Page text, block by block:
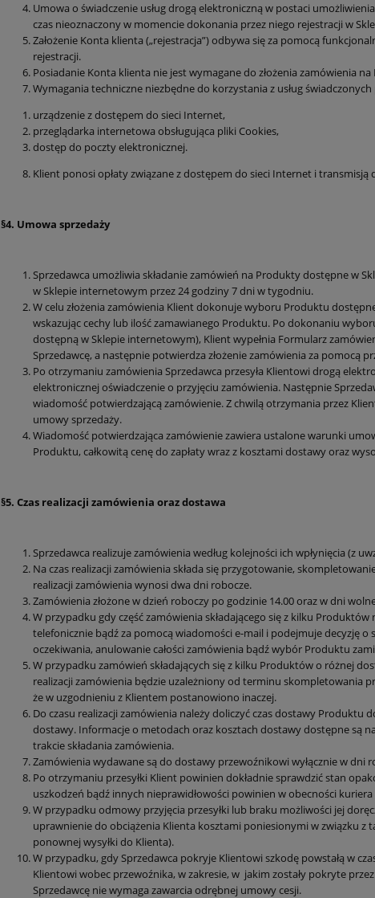
Umowa o świadczenie usług drogą elektroniczną w postaci
czas nieoznaczony w momencie dokonania przez niego rejestracji w
Założenie Konta klienta („rejestracja”) odbywa się za pomocą
rejestracji.
Posiadanie Konta klienta nie jest wymagane do złożenia zamówienia
Wymagania techniczne niezbędne do korzystania z usług świadczonych
urządzenie z dostępem do sieci Internet,
przeglądarka internetowa obsługująca pliki Cookies,
dostęp do poczty elektronicznej.
Klient ponosi opłaty związane z dostępem do sieci Internet i
§4. Umowa sprzedaży
Sprzedawca umożliwia składanie zamówień na Produkty dostępne w
w Sklepie internetowym przez 24 godziny 7 dni w tygodniu.
W celu złożenia zamówienia Klient dokonuje wyboru Produktu
wskazując cechy lub ilość zamawianego Produktu. Po dokonaniu
dostępną w Sklepie internetowym), Klient wypełnia Formularz
Sprzedawcę, a następnie potwierdza złożenie zamówienia za pomocą
Po otrzymaniu zamówienia Sprzedawca przesyła Klientowi drogą
elektronicznej oświadczenie o przyjęciu zamówienia. Następnie
wiadomość potwierdzającą zamówienie. Z chwilą otrzymania przez
umowy sprzedaży.
Wiadomość potwierdzająca zamówienie zawiera ustalone warunki
Produktu, całkowitą cenę do zapłaty wraz z kosztami dostawy oraz
§5. Czas realizacji zamówienia oraz dostawa
Sprzedawca realizuje zamówienia według kolejności ich wpłynięcia (z
Na czas realizacji zamówienia składa się przygotowanie,
realizacji zamówienia wynosi dwa dni robocze.
Zamówienia złożone w dzień roboczy po godzinie 14.00 oraz w dni
W przypadku gdy część zamówienia składającego się z kilku
telefonicznie bądź za pomocą wiadomości e-mail i podejmuje decyzję o
oczekiwania, anulowanie całości zamówienia bądź wybór Produktu
W przypadku zamówień składających się z kilku Produktów o różnej
realizacji zamówienia będzie uzależniony od terminu skompletowania
że w uzgodnieniu z Klientem postanowiono inaczej.
Do czasu realizacji zamówienia należy doliczyć czas dostawy
dostawy. Informacje o metodach oraz kosztach dostawy dostępne są
trakcie składania zamówienia.
Zamówienia wydawane są do dostawy przewoźnikowi wyłącznie w dni
Po otrzymaniu przesyłki Klient powinien dokładnie sprawdzić stan
uszkodzeń bądź innych nieprawidłowości powinien w obecności
W przypadku odmowy przyjęcia przesyłki lub braku możliwości jej
uprawnienie do obciążenia Klienta kosztami poniesionymi w związku z
ponownej wysyłki do Klienta).
W przypadku, gdy Sprzedawca pokryje Klientowi szkodę powstałą w
Klientowi wobec przewoźnika, w zakresie, w jakim zostały pokryte
Sprzedawcę nie wymaga zawarcia odrębnej umowy cesji.